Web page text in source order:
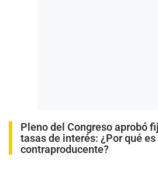
Pleno del Congreso aprobó
tasas de interés: ¿Por qué es
contraproducente?